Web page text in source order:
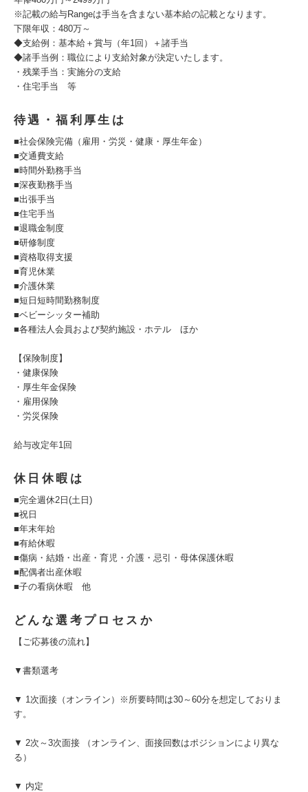
※記載の給与Rangeは手当を含まない基本給の記載となります。
下限年収：480万～
◆支給例：基本給＋賞与（年1回）＋諸手当
◆諸手当例：職位により支給対象が決定いたします。
・残業手当：実施分の支給
・住宅手当 等
待遇・福利厚生は
■社会保険完備（雇用・労災・健康・厚生年金）
■交通費支給
■時間外勤務手当
■深夜勤務手当
■出張手当
■住宅手当
■退職金制度
■研修制度
■資格取得支援
■育児休業
■介護休業
■短日短時間勤務制度
■ベビーシッター補助
■各種法人会員および契約施設・ホテル ほか
【保険制度】
・健康保険
・厚生年金保険
・雇用保険
・労災保険
給与改定年1回
休日休暇は
■完全週休2日(土日)
■祝日
■年末年始
■有給休暇
■傷病・結婚・出産・育児・介護・忌引・母体保護休暇
■配偶者出産休暇
■子の看病休暇 他
どんな選考プロセスか
【ご応募後の流れ】
▼書類選考
▼ 1次面接（オンライン）※所要時間は30～60分を想定しておりま
す。
▼ 2次～3次面接 （オンライン、面接回数はポジションにより異な
る）
▼ 内定